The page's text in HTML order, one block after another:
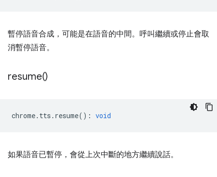
暫停語音合成，可能是在語音的中間。呼叫繼續或停止會取
消暫停語音。
resume()
chrome. tts . resume() : void
如果語音已暫停，會從上次中斷的地方繼續說話。